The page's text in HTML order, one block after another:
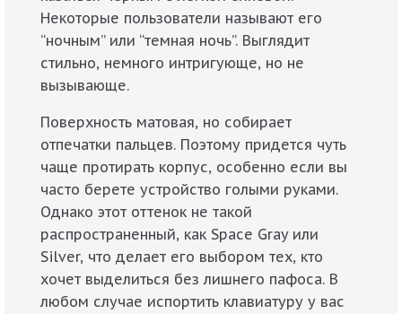
Некоторые пользователи называют его
“ночным” или “темная ночь”. Выглядит
стильно, немного интригующе, но не
вызывающе.
Поверхность матовая, но собирает
отпечатки пальцев. Поэтому придется чуть
чаще протирать корпус, особенно если вы
часто берете устройство голыми руками.
Однако этот оттенок не такой
распространенный, как Space Gray или
Silver, что делает его выбором тех, кто
хочет выделиться без лишнего пафоса. В
любом случае испортить клавиатуру у вас